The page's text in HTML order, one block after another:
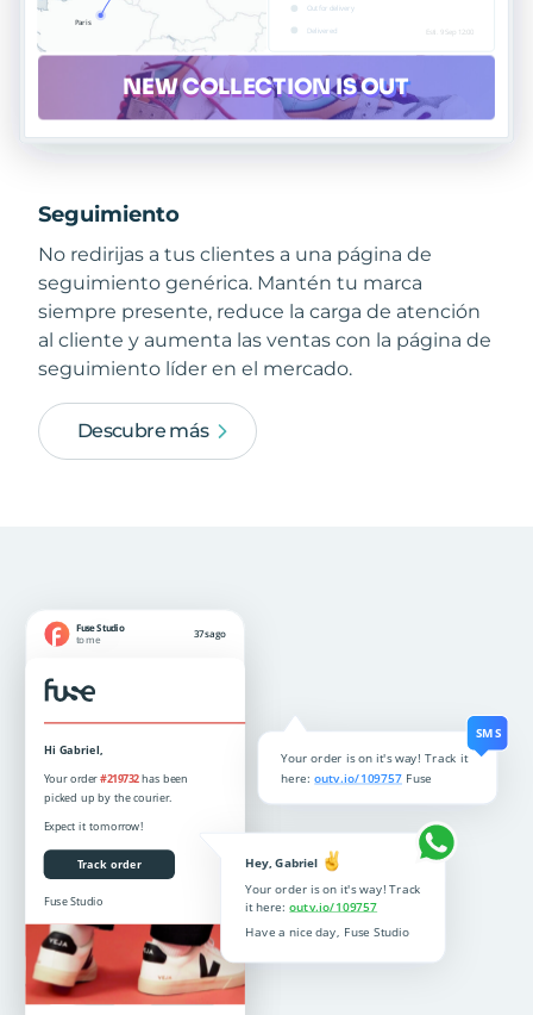
Seguimiento
No redirijas a tus clientes a una página de
seguimiento genérica. Mantén tu marca
siempre presente, reduce la carga de atención
al cliente y aumenta las ventas con la página de
seguimiento líder en el mercado.
Descubre más